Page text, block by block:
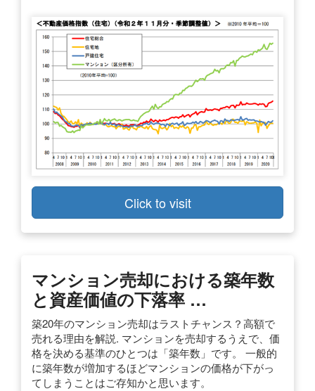
Click to visit
マンション売却における築年数
と資産価値の下落率 …
築20年のマンション売却はラストチャンス？高額で
売れる理由を解説. マンションを売却するうえで、価
格を決める基準のひとつは「築年数」です。 一般的
に築年数が増加するほどマンションの価格が下がっ
てしまうことはご存知かと思います。